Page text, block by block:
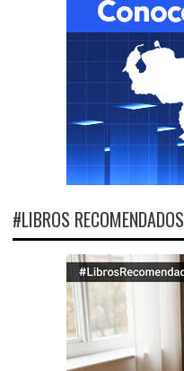
#LIBROS RECOMENDADOS